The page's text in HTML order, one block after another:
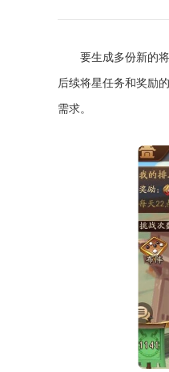
要生成多份新的
后续将星任务和奖励
需求。